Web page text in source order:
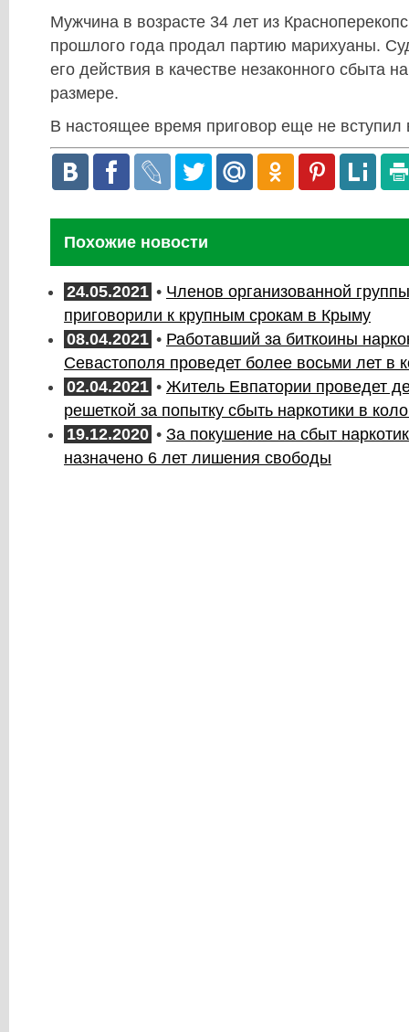
Мужчина в возрасте 34 лет из
прошлого года продал партию марихуаны.
его действия в качестве незаконного сбыта
размере.
В настоящее время приговор еще не вступил
Похожие новости
24.05.2021 • Членов организованной
приговорили к крупным срокам в Крыму
08.04.2021 • Работавший за биткоины
Севастополя проведет более восьми лет в
02.04.2021 • Житель Евпатории проведет
решеткой за попытку сбыть наркотики в
19.12.2020 • За покушение на сбыт
назначено 6 лет лишения свободы